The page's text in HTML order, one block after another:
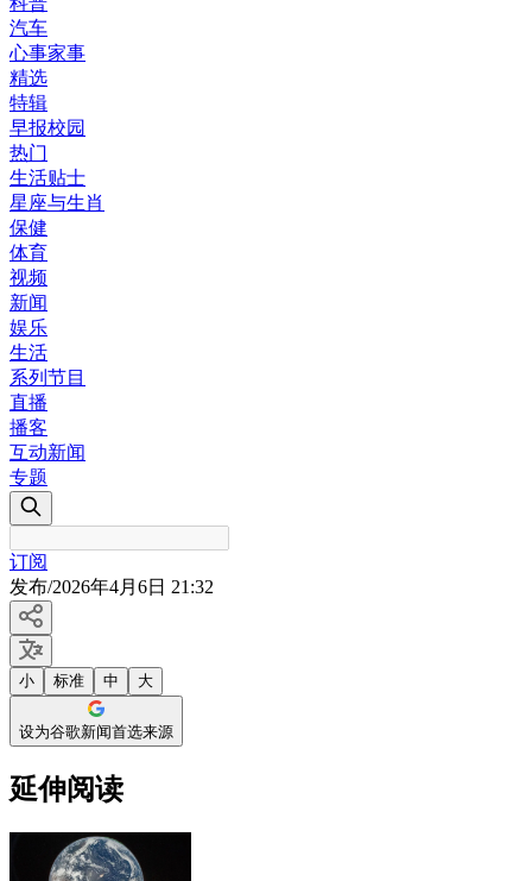
汽车
心事家事
精选
特辑
早报校园
热门
生活贴士
星座与生肖
保健
体育
视频
新闻
娱乐
生活
系列节目
直播
播客
互动新闻
专题
订阅
发布/2026年4月6日 21:32
小 标准 中 大
设为谷歌新闻首选来源
延伸阅读